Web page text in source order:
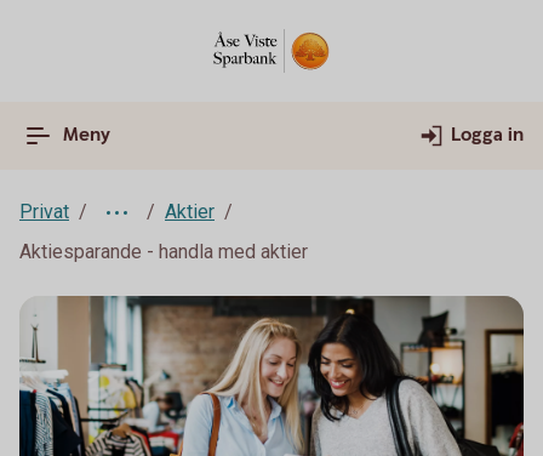
Meny Logga in
Privat
Aktier
Aktiesparande - handla med aktier